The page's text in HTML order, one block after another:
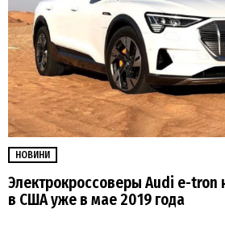
НОВИНИ
Электрокроссоверы Audi e-tron
в США уже в мае 2019 года